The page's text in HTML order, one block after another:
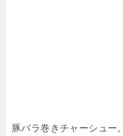
豚バラ巻きチャーシュー。